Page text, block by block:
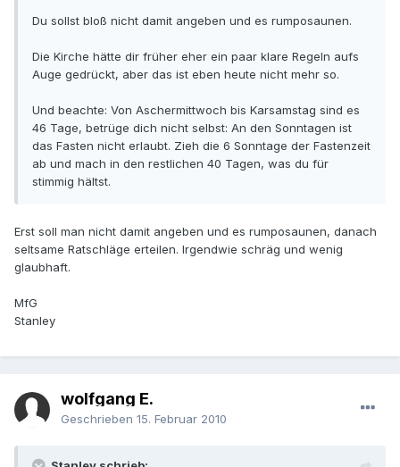
Du sollst bloß nicht damit angeben und es rumposaunen.
Die Kirche hätte dir früher eher ein paar klare Regeln aufs
Auge gedrückt, aber das ist eben heute nicht mehr so.
Und beachte: Von Aschermittwoch bis Karsamstag sind es
46 Tage, betrüge dich nicht selbst: An den Sonntagen ist
das Fasten nicht erlaubt. Zieh die 6 Sonntage der Fastenzeit
ab und mach in den restlichen 40 Tagen, was du für
stimmig hältst.
Erst soll man nicht damit angeben und es rumposaunen, danach
seltsame Ratschläge erteilen. Irgendwie schräg und wenig
glaubhaft.
MfG
Stanley
wolfgang E.
Geschrieben 15. Februar 2010